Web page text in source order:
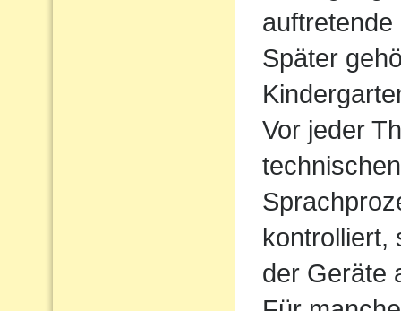
Später
Vor jeder
kontrolliert,
der Geräte